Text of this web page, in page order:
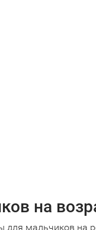
на
для мальчиков на